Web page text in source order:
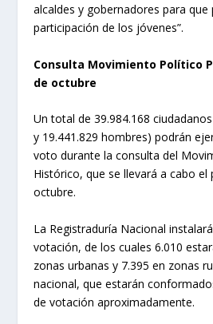
alcaldes y gobernadores para que
participación de los jóvenes”.
Consulta Movimiento Político
de octubre
Un total de 39.984.168
y 19.441.829 hombres) podrán
voto durante la consulta del
Histórico, que se llevará a cabo el
octubre.
La Registraduría Nacional
votación, de los cuales 6.010
zonas urbanas y 7.395 en zonas
nacional, que estarán
de votación aproximadamente.